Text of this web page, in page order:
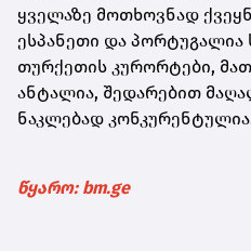
ყველაზე მოთხოვნად
ესპანეთი და პორტუგალია
თურქეთის კურორტები,
ანტალია, შედარებით
ნაკლებად
წყარო: bm.ge